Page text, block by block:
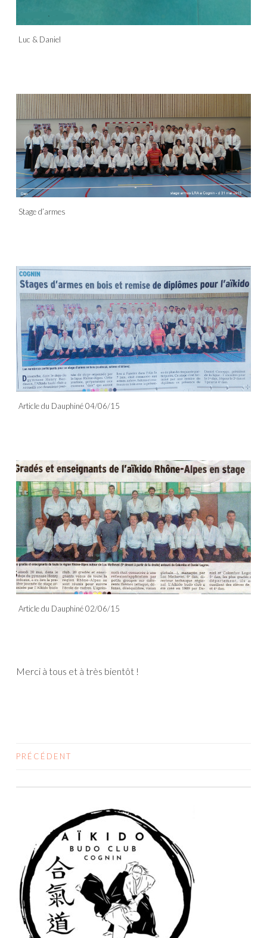
Luc & Daniel
Stage d’armes
Article du Dauphiné 04/06/15
Article du Dauphiné 02/06/15
Merci à tous et à très bientôt !
PRÉCÉDENT